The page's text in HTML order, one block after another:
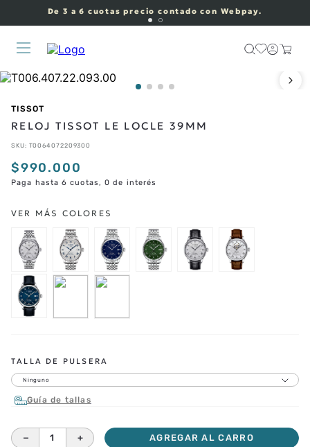
De 3 a 6 cuotas precio contado con Webpay.
TISSOT
RELOJ TISSOT LE LOCLE 39MM
SKU: T0064072209300
$990.000
Paga hasta 6 cuotas, 0 de interés
TALLA DE PULSERA
Ninguno
Guía de tallas
＋
－ AGREGAR AL CARRO